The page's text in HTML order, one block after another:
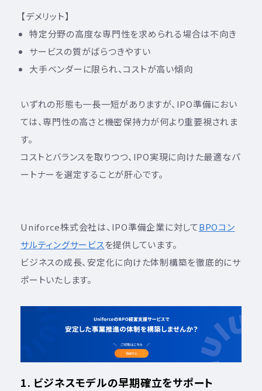
【デメリット】
特定分野の高度な専門性を求められる場合は不向き
サービスの質がばらつきやすい
大手ベンダーに限られ、コストが高い傾向
いずれの形態も一長一短がありますが、IPO準備におい
ては、専門性の高さと機密保持力が何より重要視されま
す。
コストとバランスを取りつつ、IPO実現に向けた最適なパ
ートナーを選定することが肝心です。
Uniforce株式会社は、IPO準備企業に対してBPOコン
サルティングサービスを提供しています。
ビジネスの成長、安定化に向けた体制構築を徹底的にサ
ポートいたします。
1. ビジネスモデルの早期確立をサポート